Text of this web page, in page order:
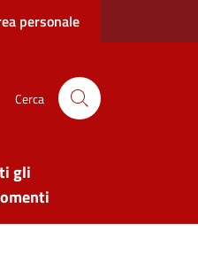
personale
Cerca
gli